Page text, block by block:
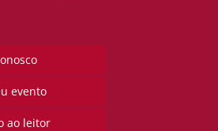
evento
ao leitor